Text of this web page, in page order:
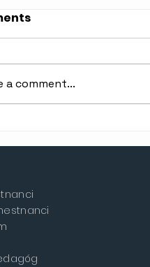
a comment...